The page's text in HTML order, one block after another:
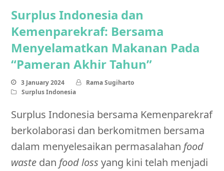
Surplus Indonesia dan
Kemenparekraf: Bersama
Menyelamatkan Makanan Pada
“Pameran Akhir Tahun”
3 January 2024
Rama Sugiharto
Surplus Indonesia
Surplus Indonesia bersama Kemenparekraf
berkolaborasi dan berkomitmen bersama
dalam menyelesaikan permasalahan food
waste dan food lossyang kini telah menjadi